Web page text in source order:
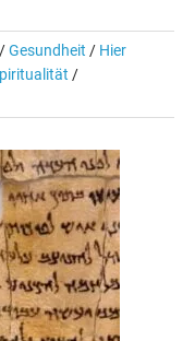
/Gesundheit / Hier
/